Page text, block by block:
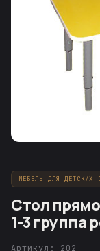
МЕБЕЛЬ ДЛЯ ДЕТСКИХ
Стол
1-3 группа
Артикул: 202